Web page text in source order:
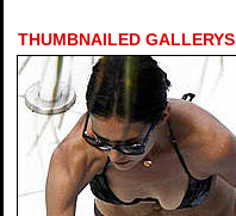
THUMBNAILED GALLERYS